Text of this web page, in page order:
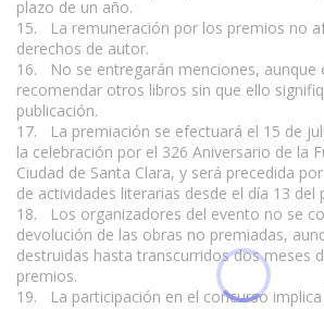
plazo de un año.
15. La remuneración por los premios no
derechos de autor.
16. No se entregarán menciones, aunque
recomendar otros libros sin que ello
publicación.
17. La premiación se efectuará el 15 de
la celebración por el 326 Aniversario de la
Ciudad de Santa Clara, y será precedida
de actividades literarias desde el día 13 del
18. Los organizadores del evento no se
devolución de las obras no premiadas,
destruidas hasta transcurridos dos meses
premios.
19. La participación en el concurso